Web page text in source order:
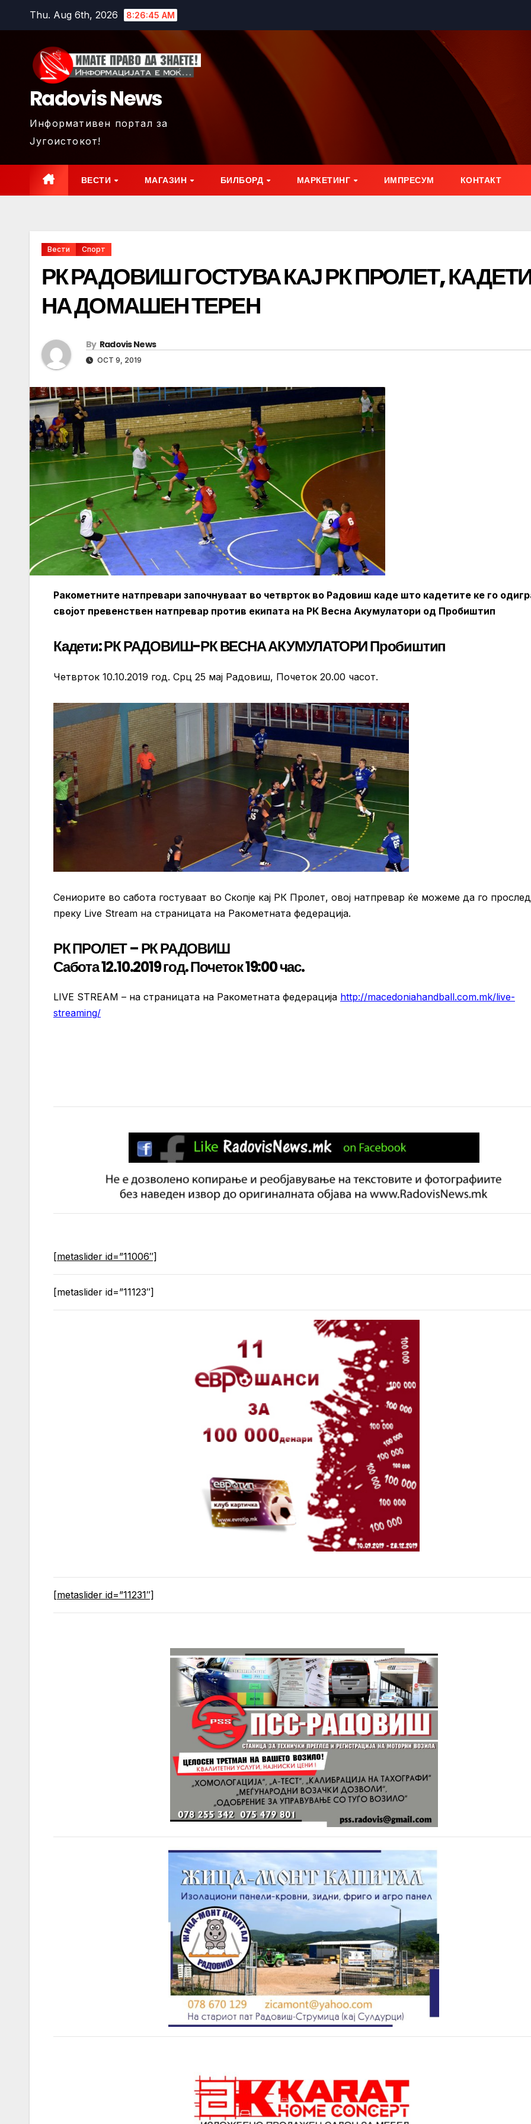
Thu. Aug 6th, 2026 8:26:47 AM
Radovis News
Информативен портал за
Југоистокот!
ВЕСТИ МАГАЗИН БИЛБОРД МАРКЕТИНГ ИМПРЕСУМ КОНТАКТ
Вести Спорт
РК РАДОВИШ ГОСТУВА КАЈ РК ПРОЛЕТ,
НА ДОМАШЕН ТЕРЕН
By Radovis News
OCT 9, 2019
Ракометните натпревари започнуваат во четврток во Радовиш каде што кадетите ке го
својот превенствен натпревар против екипата на РК Весна Акумулатори од Пробиштип
Кадети: РК РАДОВИШ-РК ВЕСНА АКУМУЛАТОРИ Пробиштип
Четврток 10.10.2019 год. Срц 25 мај Радовиш, Почеток 20.00 часот.
Сениорите во сабота гостуваат во Скопје кај РК Пролет, овој натпревар ќе можеме да го
преку Live Stream на страницата на Ракометната федерација.
РК ПРОЛЕТ – РК РАДОВИШ
Сабота 12.10.2019 год. Почеток 19:00 час.
LIVE STREAM – на страницата на Ракометната федерација http://macedoniahandball.com.mk/live-
streaming/
[metaslider id=”11006″]
[metaslider id=”11123″]
[metaslider id=”11231″]